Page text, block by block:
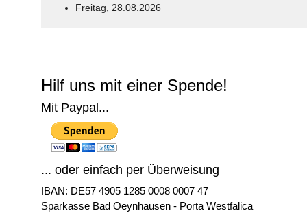
Freitag, 28.08.2026
Hilf uns mit einer Spende!
Mit Paypal...
... oder einfach per Überweisung
IBAN: DE57 4905 1285 0008 0007 47
Sparkasse Bad Oeynhausen - Porta Westfalica